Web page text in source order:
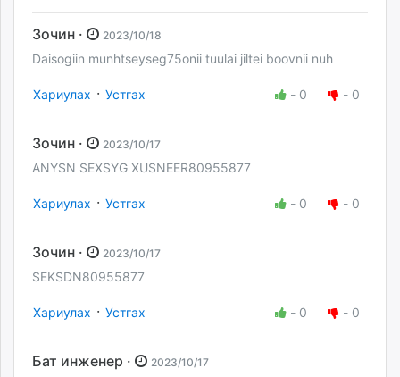
Зочин · 2023/10/18
Daisogiin munhtseyseg75onii tuulai jiltei boovnii nuh
Хариулах · Устгах - 0 - 0
Зочин · 2023/10/17
ANYSN SEXSYG XUSNEER80955877
Хариулах · Устгах - 0 - 0
Зочин · 2023/10/17
SEKSDN80955877
Хариулах · Устгах - 0 - 0
Бат инженер · 2023/10/17